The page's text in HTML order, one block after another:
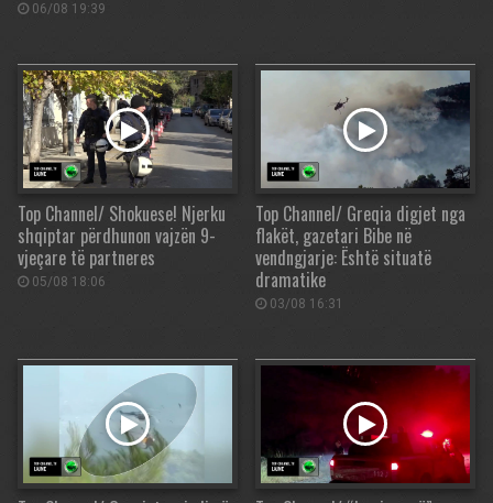
06/08 19:39
Top Channel/ Shokuese! Njerku
shqiptar përdhunon vajzën 9-
vjeçare të partneres
05/08 18:06
Top Channel/ Greqia digjet nga
flakët, gazetari Bibe në
vendngjarje: Është situatë
dramatike
03/08 16:31